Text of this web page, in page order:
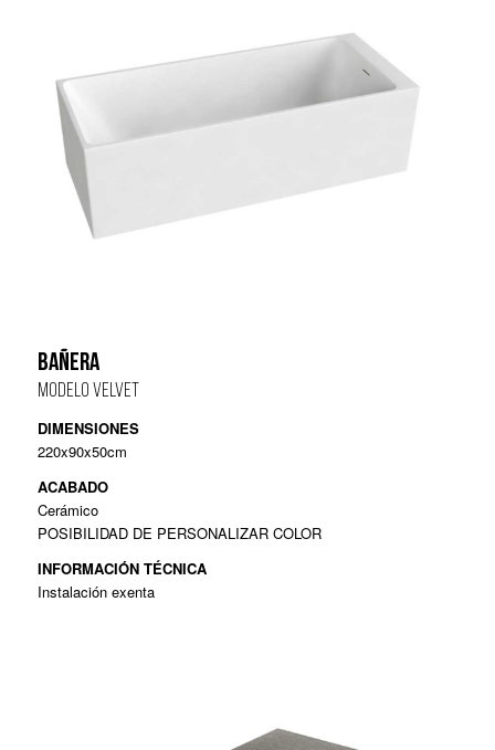
BAÑERA
MODELO VELVET
DIMENSIONES
220x90x50cm
ACABADO
Cerámico
POSIBILIDAD DE PERSONALIZAR COLOR
INFORMACIÓN TÉCNICA
Instalación exenta